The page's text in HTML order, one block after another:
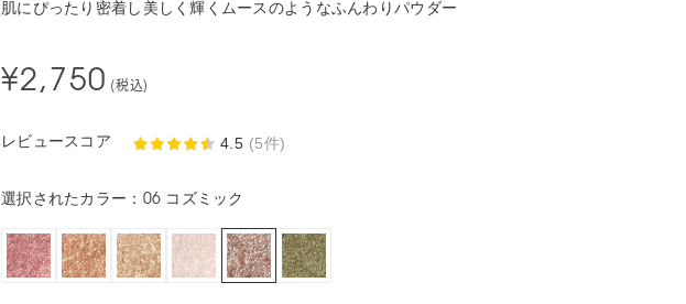
肌にぴったり密着し美しく輝くムースのようなふんわりパウダー
¥2,750 (税込)
選択されたカラー：06 コズミック
レビュースコア 4.5 (5件)